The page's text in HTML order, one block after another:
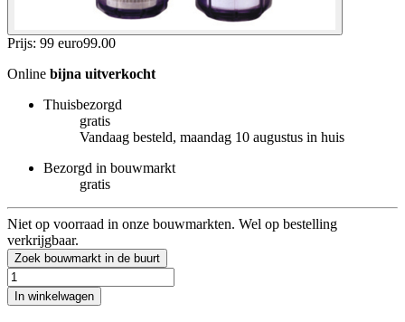
Prijs: 99 euro99.00
Online bijna uitverkocht
Thuisbezorgd
gratis
Vandaag besteld, maandag 10 augustus in huis
Bezorgd in bouwmarkt
gratis
Niet op voorraad in onze bouwmarkten. Wel op bestelling
verkrijgbaar.
Zoek bouwmarkt in de buurt
In winkelwagen